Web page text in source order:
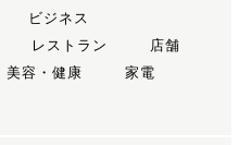
ビジネス
レストラン
店舗
美容・健康
家電